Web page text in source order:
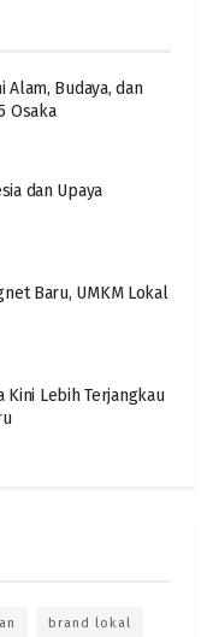
Alam, Budaya, dan
Osaka
dan Upaya
Baru, UMKM Lokal
Lebih Terjangkau
brand lokal